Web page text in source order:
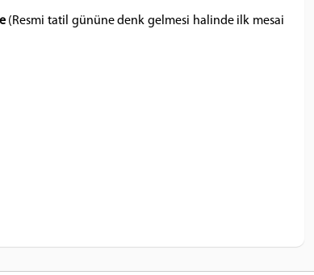
(Resmi tatil gününe denk gelmesi halinde ilk mesai